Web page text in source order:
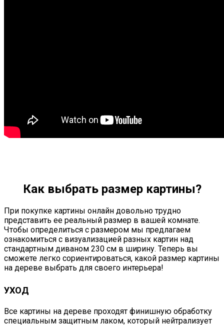
Как выбрать размер картины?
При покупке картины онлайн довольно трудно
представить ее реальный размер в вашей комнате.
Чтобы определиться с размером мы предлагаем
ознакомиться с визуализацией разных картин над
стандартным диваном 230 см в ширину. Теперь вы
сможете легко сориентироваться, какой размер картины
на дереве выбрать для своего интерьера!
УХОД
Все картины на дереве проходят финишную обработку
специальным защитным лаком, который нейтрализует